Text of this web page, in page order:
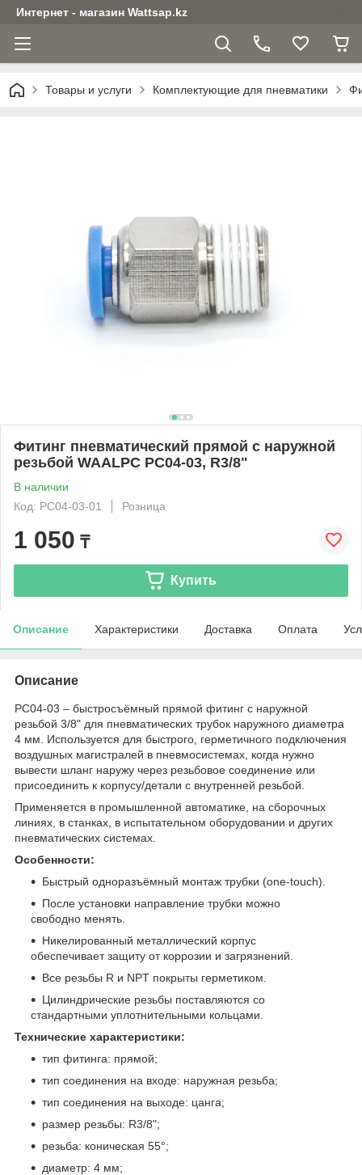
Интернет - магазин Wattsap.kz
Товары и услуги Комплектующие для пневматики
Фитинг пневматический прямой с наружной
резьбой WAALPC PC04-03, R3/8"
В наличии
Код: PC04-03-01
Розница
1 050 ₸
Купить
Описание Характеристики Доставка Оплата
Описание
PC04-03 – быстросъёмный прямой фитинг с наружной
резьбой 3/8" для пневматических трубок наружного диаметра
4 мм. Используется для быстрого, герметичного подключения
воздушных магистралей в пневмосистемах, когда нужно
вывести шланг наружу через резьбовое соединение или
присоединить к корпусу/детали с внутренней резьбой.
Применяется в промышленной автоматике, на сборочных
линиях, в станках, в испытательном оборудовании и других
пневматических системах.
Особенности:
Быстрый одноразъёмный монтаж трубки (one-touch).
После установки направление трубки можно
свободно менять.
Никелированный металлический корпус
обеспечивает защиту от коррозии и загрязнений.
Все резьбы R и NPT покрыты герметиком.
Цилиндрические резьбы поставляются со
стандартными уплотнительными кольцами.
Технические характеристики:
тип фитинга: прямой;
тип соединения на входе: наружная резьба;
тип соединения на выходе: цанга;
размер резьбы: R3/8";
резьба: коническая 55°;
диаметр: 4 мм;